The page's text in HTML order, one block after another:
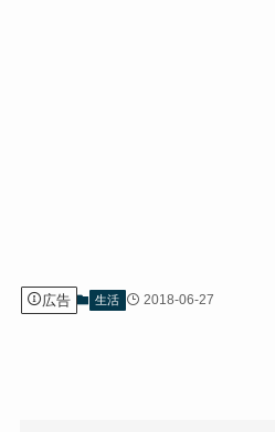
広告 生活 2018-06-27